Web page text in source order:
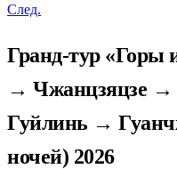
След.
Гранд-тур «Горы
→ Чжанцзяцзе
Гуйлинь →
ночей) 2026